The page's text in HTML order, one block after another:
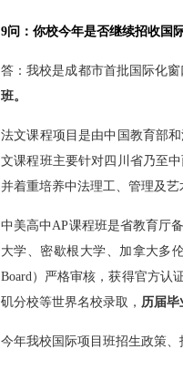
9问：你校今年是否继续招收国
答：我校是成都市首批国际化窗
班。
法文课程项目是由中国教育部
文课程班主要针对四川省乃至
并着重培养中法理工、管理及艺
中美高中AP课程班是省教育厅
大学、密歇根大学、加拿大多
Board）严格审核，获得官方认
矶分校等世界名校录取， 历届毕
今年我校国际项目班招生政策、